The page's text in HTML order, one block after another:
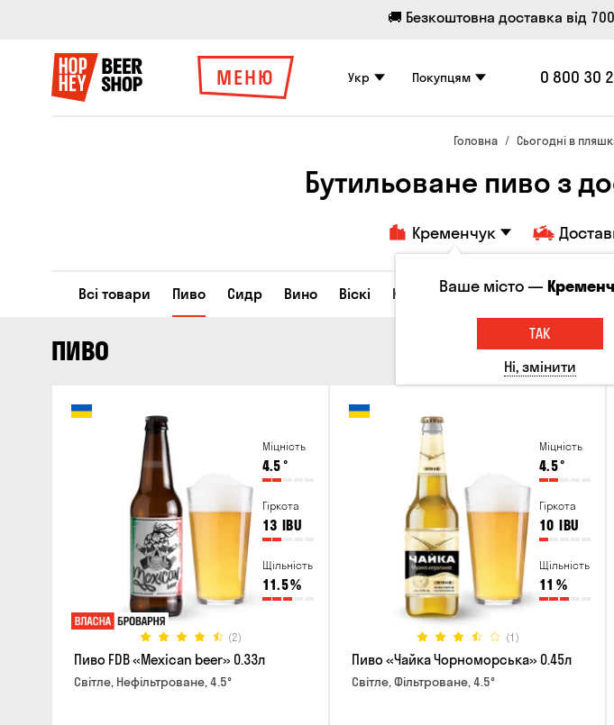
🚚 Безкоштовна доставка від
МЕНЮ Укр Покупцям 0 800 30
Головна Сьогодні в
Бутильоване пиво з
Кременчук
Всі товари Пиво Сидр Вино Віскі Коктейлі Соджу Лікери та
ПИВО
Міцність
4.5°
Гіркота
13 IBU
Щільність
11.5%
(2)
Пиво FDB «Mexican beer» 0.33л
Світле, Нефільтроване, 4.5°
Міцність
4.5°
Гіркота
10 IBU
Щільність
11 %
(1)
Пиво «Чайка Чорноморська» 0.45л
Світле, Фільтроване, 4.5°
Ваше місто —
ТАК
Ні, змінити